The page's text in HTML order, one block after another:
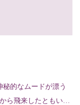
的なムードが漂う
ら飛来したともいわ